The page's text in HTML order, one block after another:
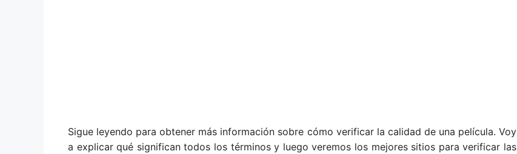
Sigue leyendo para obtener más información sobre cómo verificar la calidad de una película. Voy
a explicar qué significan todos los términos y luego veremos los mejores sitios para verificar las